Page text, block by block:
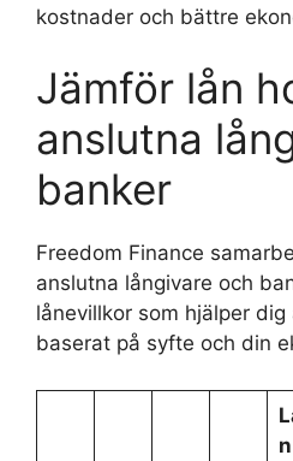
kostnader och bättre
Jämför lån
anslutna
banker
Freedom Finance
anslutna långivare och
lånevillkor som hjälper
baserat på syfte och din
n